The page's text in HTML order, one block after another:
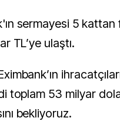
sermayesi 5 kattan
TL’ye ulaştı.
toplam 53 milyar
bekliyoruz.